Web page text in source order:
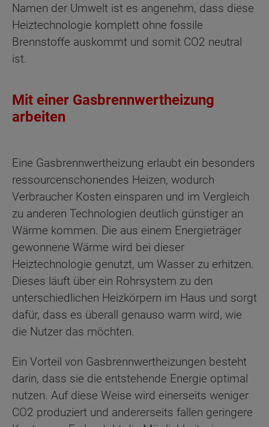
Namen der Umwelt ist es angenehm, dass diese
Heiztechnologie komplett ohne fossile
Brennstoffe auskommt und somit CO2 neutral
ist.
Mit einer Gasbrennwertheizung
arbeiten
Eine Gasbrennwertheizung erlaubt ein besonders
ressourcenschonendes Heizen, wodurch
Verbraucher Kosten einsparen und im Vergleich
zu anderen Technologien deutlich günstiger an
Wärme kommen. Die aus einem Energieträger
gewonnene Wärme wird bei dieser
Heiztechnologie genutzt, um Wasser zu erhitzen.
Dieses läuft über ein Rohrsystem zu den
unterschiedlichen Heizkörpern im Haus und sorgt
dafür, dass es überall genauso warm wird, wie
die Nutzer das möchten.
Ein Vorteil von Gasbrennwertheizungen besteht
darin, dass sie die entstehende Energie optimal
nutzen. Auf diese Weise wird einerseits weniger
CO2 produziert und andererseits fallen geringere